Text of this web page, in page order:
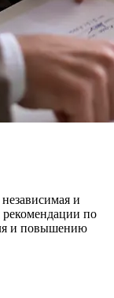
и
по
и повышению